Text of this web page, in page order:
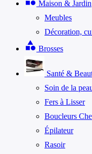
Maison & Jardin
Meubles
Décoration,
category Brosses
Santé &
Soin de la
Fers à Lisser
Boucleurs
Épilateur
Rasoir